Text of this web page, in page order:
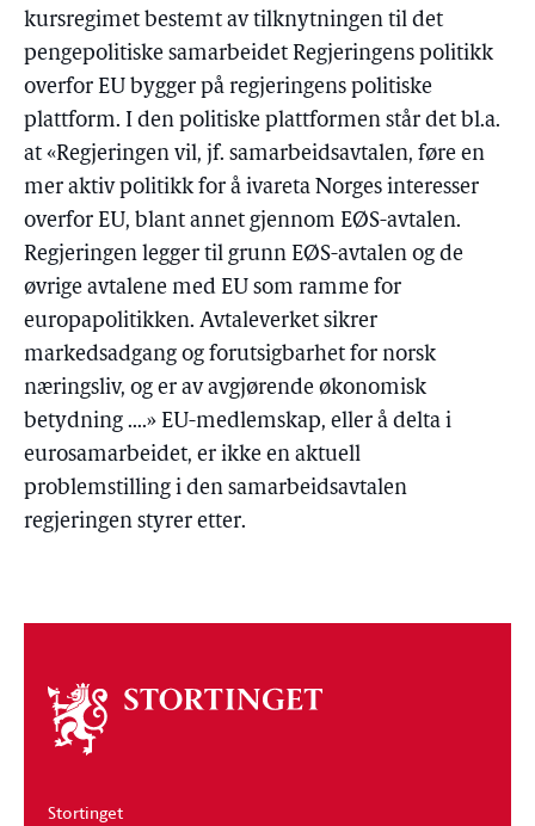
kursregimet bestemt av tilknytningen til det
pengepolitiske samarbeidet Regjeringens politikk
overfor EU bygger på regjeringens politiske
plattform. I den politiske plattformen står det bl.a.
at «Regjeringen vil, jf. samarbeidsavtalen, føre en
mer aktiv politikk for å ivareta Norges interesser
overfor EU, blant annet gjennom EØS-avtalen.
Regjeringen legger til grunn EØS-avtalen og de
øvrige avtalene med EU som ramme for
europapolitikken. Avtaleverket sikrer
markedsadgang og forutsigbarhet for norsk
næringsliv, og er av avgjørende økonomisk
betydning ....» EU-medlemskap, eller å delta i
eurosamarbeidet, er ikke en aktuell
problemstilling i den samarbeidsavtalen
regjeringen styrer etter.
Om
stortinget
Stortinget